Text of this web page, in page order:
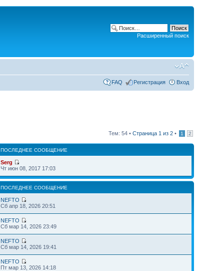
Расширенный поиск
FAQ Регистрация Вход
Тем: 54 • Страница 1 из 2 • 1 2
ПОСЛЕДНЕЕ СООБЩЕНИЕ
Serg
Чт июн 08, 2017 17:03
ПОСЛЕДНЕЕ СООБЩЕНИЕ
NEFTO
Сб апр 18, 2026 20:51
NEFTO
Сб мар 14, 2026 23:49
NEFTO
Сб мар 14, 2026 19:41
NEFTO
Пт мар 13, 2026 14:18